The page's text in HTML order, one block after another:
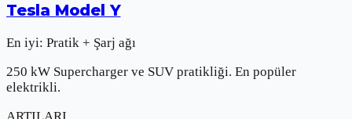
Tesla Model Y
En iyi: Pratik + Şarj ağı
250 kW Supercharger ve SUV pratikliği. En popüler
elektrikli.